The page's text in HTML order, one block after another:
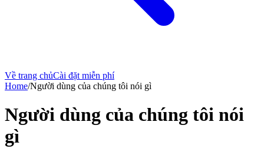
Về trang chủCài đặt miễn phí
Home/Người dùng của chúng tôi nói gì
Người dùng của chúng tôi nói
gì